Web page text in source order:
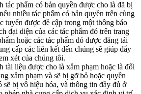
tác phẩm có bản quyền được cho là đã bị
nhiều tác phẩm có bản quyền trên cùng
tuyến được đề cập trong một thông báo
đại diện của các tác phẩm đó trên trang
hoặc các tác phẩm đó được đăng tải
cấp các liên kết đến chúng sẽ giúp đẩy
xét của chúng tôi.
tài liệu được cho là xâm phạm hoặc là đối
xâm phạm và sẽ bị gỡ bỏ hoặc quyền
sẽ bị vô hiệu hóa, và thông tin đầy đủ ở